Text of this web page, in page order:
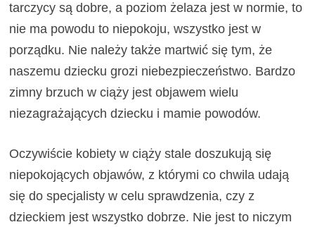
tarczycy są dobre, a poziom żelaza jest w normie, to
nie ma powodu to niepokoju, wszystko jest w
porządku. Nie należy także martwić się tym, że
naszemu dziecku grozi niebezpieczeństwo. Bardzo
zimny brzuch w ciąży jest objawem wielu
niezagrażających dziecku i mamie powodów.
Oczywiście kobiety w ciąży stale doszukują się
niepokojących objawów, z którymi co chwila udają
się do specjalisty w celu sprawdzenia, czy z
dzieckiem jest wszystko dobrze. Nie jest to niczym